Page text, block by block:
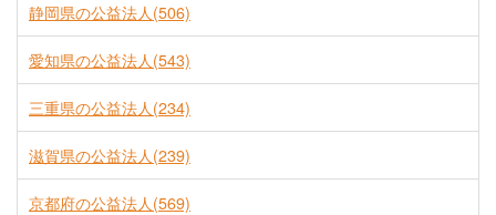
静岡県の公益法人(506)
愛知県の公益法人(543)
三重県の公益法人(234)
滋賀県の公益法人(239)
京都府の公益法人(569)